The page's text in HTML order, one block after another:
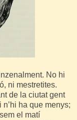
No hi
ni mestretites.
de la ciutat gent
ha que menys;
el matí